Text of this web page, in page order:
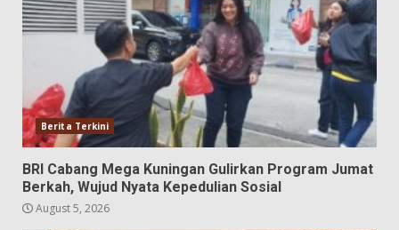
Berita Terkini
BRI Cabang Mega Kuningan Gulirkan Program Jumat
Berkah, Wujud Nyata Kepedulian Sosial
August 5, 2026